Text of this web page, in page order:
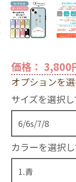
価格： 3,800
オプションを
サイズを選択
カラーを選択
6/6s/7/8
3,800円(税込)
6plus/
3,800円(税込)
1.青
X/XS
3,800円(税込)
1.青
XR